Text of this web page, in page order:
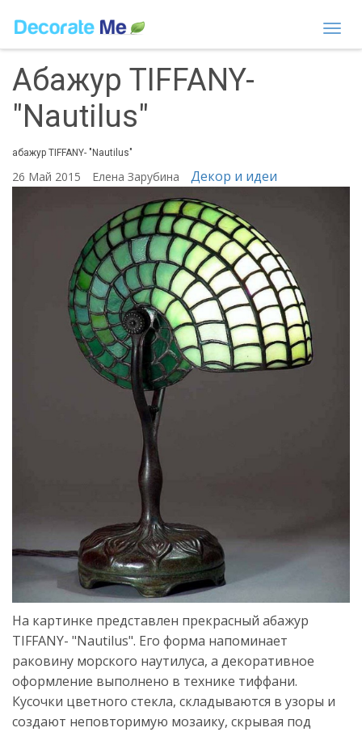
Абажур TIFFANY-
"Nautilus"
абажур TIFFANY- "Nautilus"
26 Май 2015 Елена Зарубина Декор и идеи
На картинке представлен прекрасный абажур
TIFFANY- "Nautilus". Его форма напоминает
раковину морского наутилуса, а декоративное
оформление выполнено в технике тиффани.
Кусочки цветного стекла, складываются в узоры и
создают неповторимую мозаику, скрывая под